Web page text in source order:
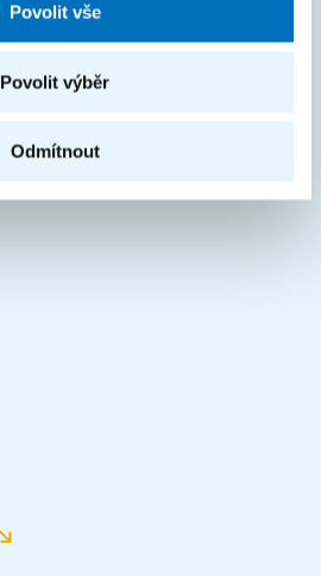
Povolit vše
Povolit výběr
Odmítnout